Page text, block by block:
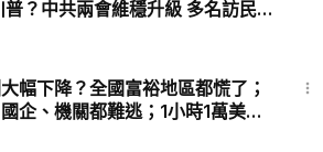
？中共兩會維穩升級 多名訪民被
幅下降？全國富裕地區都慌了；
企、機關都難逃；1小時1萬美
如今太慘；中國房市反彈乏力 五